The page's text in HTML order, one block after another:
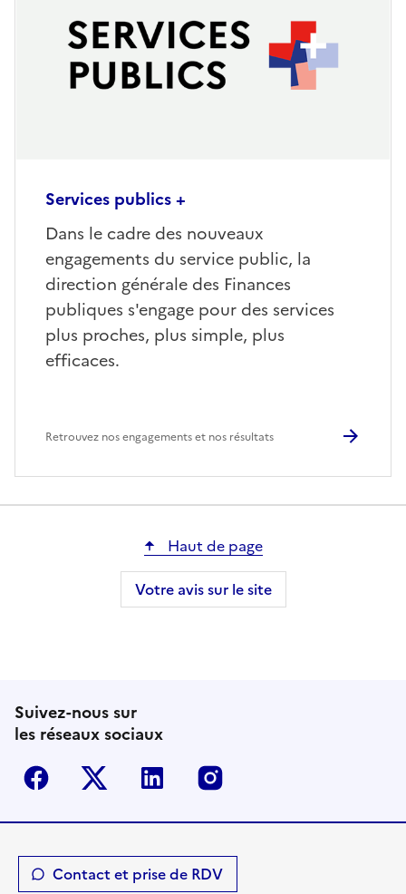
Services publics +
Dans le cadre des nouveaux
engagements du service public, la
direction générale des Finances
publiques s'engage pour des services
plus proches, plus simple, plus
efficaces.
Retrouvez nos engagements et nos résultats
Haut de page
Votre avis sur le site
Suivez-nous sur
les réseaux sociaux
Facebook Twitter-X Linkedin
Contact et prise de RDV